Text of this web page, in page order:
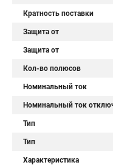
Кратность поставки
Защита от
Защита от
Кол-во полюсов
Номинальный ток
Номинальный ток
Тип
Тип
Характеристика